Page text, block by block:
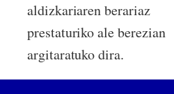
aldizkariaren berariaz
prestaturiko ale berezian
argitaratuko dira.